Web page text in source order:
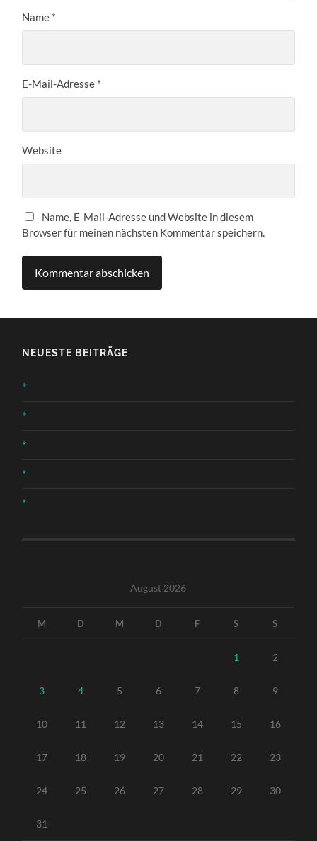
Name *
E-Mail-Adresse *
Website
Name, E-Mail-Adresse und Website in diesem
Browser für meinen nächsten Kommentar speichern.
NEUESTE BEITRÄGE
*
*
*
*
*
August 2026
M D M D F S S
1 2
3 4 5 6 7 8 9
10 11 12 13 14 15 16
17 18 19 20 21 22 23
24 25 26 27 28 29 30
31